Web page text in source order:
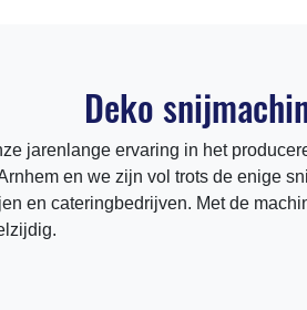
Deko
jarenlange ervaring in het
en we zijn vol trots de enige
en cateringbedrijven. Met de